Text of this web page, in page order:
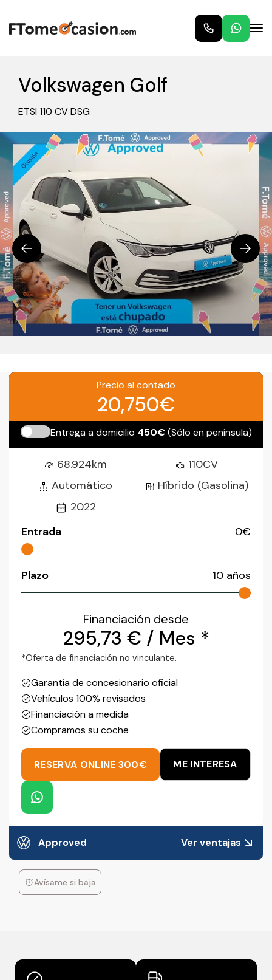
Volkswagen Golf
ETSI 110 CV DSG
Precio al contado
20,750€
Entrega a domicilio 450€(Sólo en península)
68.924km
110CV
Automático
Híbrido (Gasolina)
2022
Entrada
0€
Plazo 10 años
Financiación desde
295,73 € / Mes *
*Oferta de financiación no vinculante.
Garantía de concesionario oficial
Vehículos 100% revisados
Financiación a medida
Compramos su coche
RESERVA ONLINE 300€ ME INTERESA
Approved Ver ventajas
Avísame si baja